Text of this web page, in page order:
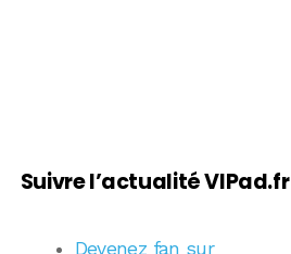
Suivre l’actualité VIPad.fr
Devenez fan sur